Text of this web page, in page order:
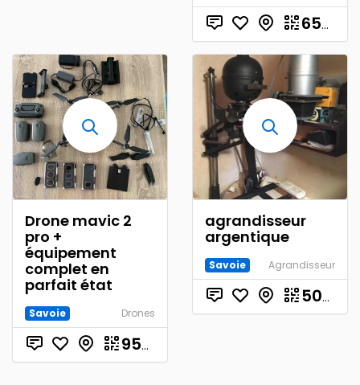
650.00
Drone mavic 2
pro +
équipement
complet en
parfait état
Savoie Drones
950.00
agrandisseur
argentique
Savoie Agrandisseur
500.00